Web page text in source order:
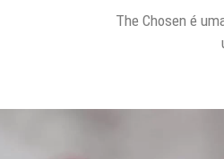
The Chosen é